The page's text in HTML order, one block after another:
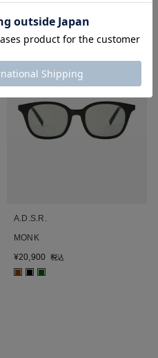
再入荷 UNISEX
A.D.S.R.
MONK
¥20,900 税込
■ ■ ■